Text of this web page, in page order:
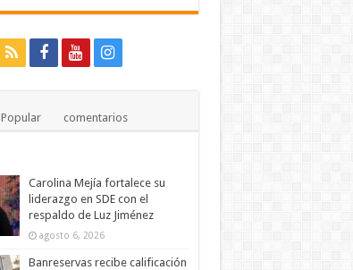
Popular comentarios
Carolina Mejía fortalece su
liderazgo en SDE con el
respaldo de Luz Jiménez
agosto 6, 2026
Banreservas recibe calificación